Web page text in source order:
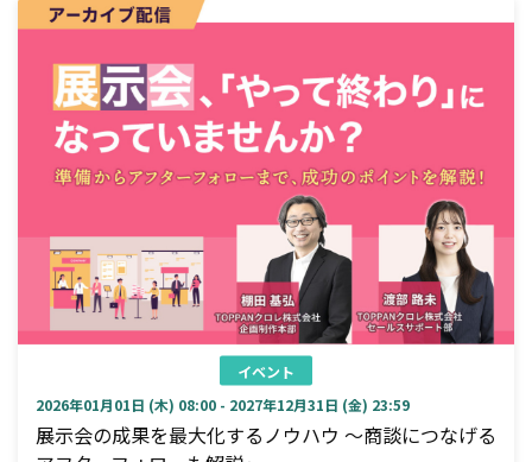
イベント
2026年01月01日 (木) 08:00 - 2027年12月31日 (金) 23:59
展示会の成果を最大化するノウハウ ～商談につなげる